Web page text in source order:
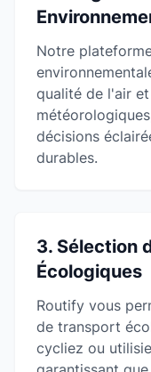
Notre
qualité de l'air
décisions
durables.
3. Sélection
Écologiques
Routify vous
de transport
cycliez ou